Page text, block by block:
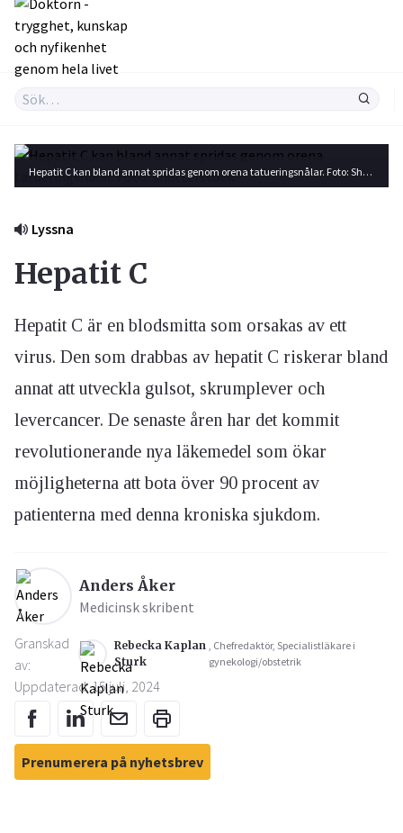
Hepatit C kan bland annat spridas genom orena tatueringsnålar. Foto: Shutterstock
Lyssna
Hepatit C
Hepatit C är en blodsmitta som orsakas av ett
virus. Den som drabbas av hepatit C riskerar bland
annat att utveckla gulsot, skrumplever och
levercancer. De senaste åren har det kommit
revolutionerande nya läkemedel som ökar
möjligheterna att bota över 90 procent av
patienterna med denna kroniska sjukdom.
Anders Åker
Medicinsk skribent
Granskad
av:
Rebecka Kaplan
Sturk
, Chefredaktör, Specialistläkare i
gynekologi/obstetrik
Uppdaterad: 15 juli, 2024
Prenumerera på nyhetsbrev